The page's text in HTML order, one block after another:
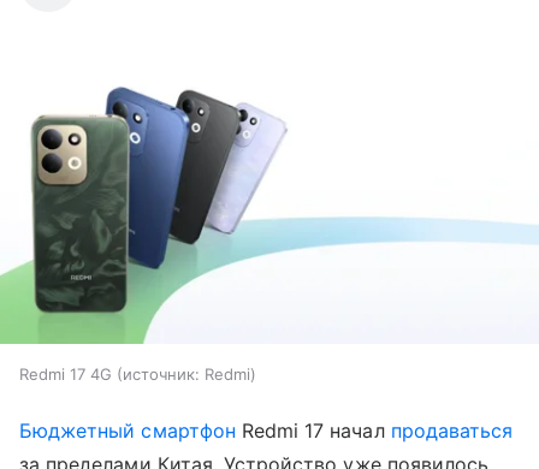
Redmi 17 4G источник: Redmi
Бюджетный смартфон Redmi 17 начал продаваться